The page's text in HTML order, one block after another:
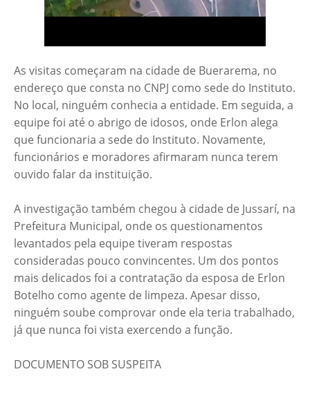
As visitas começaram na cidade de Buerarema, no
endereço que consta no CNPJ como sede do Instituto.
No local, ninguém conhecia a entidade. Em seguida, a
equipe foi até o abrigo de idosos, onde Erlon alega
que funcionaria a sede do Instituto. Novamente,
funcionários e moradores afirmaram nunca terem
ouvido falar da instituição.
A investigação também chegou à cidade de Jussarí, na
Prefeitura Municipal, onde os questionamentos
levantados pela equipe tiveram respostas
consideradas pouco convincentes. Um dos pontos
mais delicados foi a contratação da esposa de Erlon
Botelho como agente de limpeza. Apesar disso,
ninguém soube comprovar onde ela teria trabalhado,
já que nunca foi vista exercendo a função.
DOCUMENTO SOB SUSPEITA